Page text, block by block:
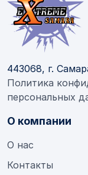
443068, г.
Политика
персональных
О компании
О нас
Контакты